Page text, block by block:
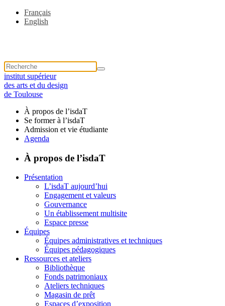
Français
English
institut supérieur
des arts et du design
de Toulouse
À propos de l’isdaT
Se former à l’isdaT
Admission et vie étudiante
Agenda
À propos de l’isdaT
Présentation
L’isdaT aujourd’hui
Engagement et valeurs
Gouvernance
Un établissement multisite
Espace presse
Équipes
Équipes administratives et techniques
Équipes pédagogiques
Ressources et ateliers
Bibliothèque
Fonds patrimoniaux
Ateliers techniques
Magasin de prêt
Espaces d’exposition